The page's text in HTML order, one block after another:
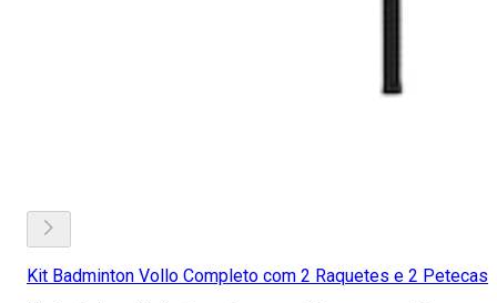
Kit Badminton Vollo Completo com 2 Raquetes e 2 Petecas